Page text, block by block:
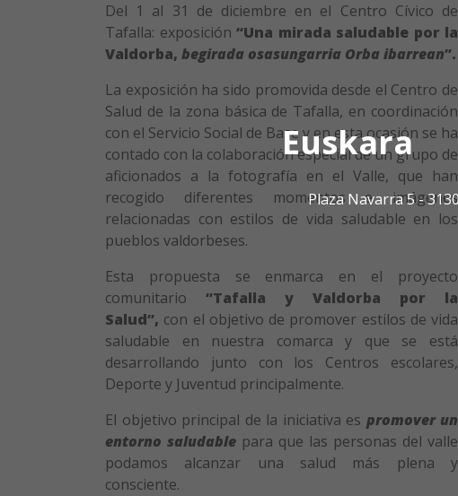
Euskara
Plaza Navarra 5 -
Del 1 al 31 de diciembre en el Centro Cívico de
Tafalla: exposición “Una mirada saludable por la
Valdorba, begirada osasungarria Orba ibarrean”.
La exposición ha sido promovida desde el Centro de
Salud de la zona básica de Tafalla, en coordinación
con el Servicio Social de Base y en esta ocasión se ha
contado con la colaboración especial de un grupo de
aficionados a la fotografía en el Valle, que han
recogido diferentes momentos e imágenes
relacionadas con estilos de vida saludable en los
pueblos valdorbeses.
Esta propuesta se enmarca en el proyecto
comunitario “Tafalla y Valdorba por la
Salud”, con el objetivo de promover estilos de vida
saludable en nuestra comarca y que se está
desarrollando junto con los Centros escolares,
Deporte y Juventud principalmente.
El objetivo principal de la iniciativa es promover un
entorno saludable para que las personas del valle
podamos alcanzar una salud más plena y
consciente.